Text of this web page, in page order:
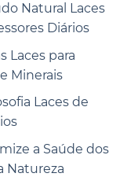
Natural Laces
Diários
Laces para
Minerais
Laces de
a Saúde dos
Natureza